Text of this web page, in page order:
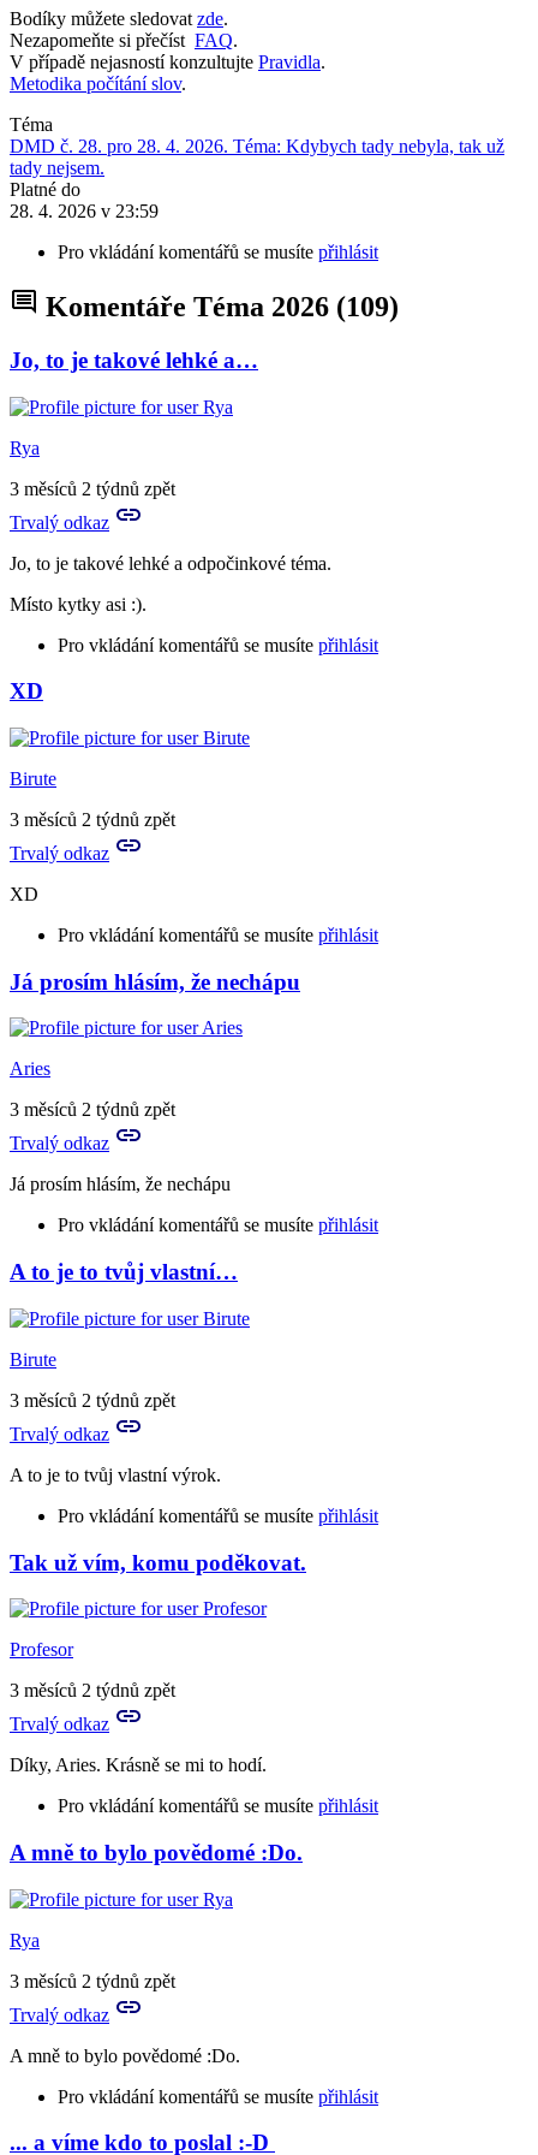
Bodíky můžete sledovat zde.
Nezapomeňte si přečíst FAQ.
V případě nejasností konzultujte Pravidla.
Metodika počítání slov.
Téma
DMD č. 28. pro 28. 4. 2026. Téma: Kdybych tady nebyla, tak už
tady nejsem.
Platné do
28. 4. 2026 v 23:59
Pro vkládání komentářů se musíte přihlásit
Komentáře Téma 2026 (109)
Jo, to je takové lehké a…
Rya
3 měsíců 2 týdnů zpět
Trvalý odkaz
Jo, to je takové lehké a odpočinkové téma.
Místo kytky asi :).
Pro vkládání komentářů se musíte přihlásit
XD
Birute
3 měsíců 2 týdnů zpět
Trvalý odkaz
XD
Pro vkládání komentářů se musíte přihlásit
In
reply
to
Jo,
to
je
lehké
by
Já prosím hlásím, že nechápu
Aries
3 měsíců 2 týdnů zpět
Trvalý odkaz
Já prosím hlásím, že nechápu
Pro vkládání komentářů se musíte přihlásit
A to je to tvůj vlastní…
Birute
3 měsíců 2 týdnů zpět
Trvalý odkaz
A to je to tvůj vlastní výrok.
Pro vkládání komentářů se musíte přihlásit
In
reply
to
Já
prosím
hlásím,
nechápu
Aries
Tak už vím, komu poděkovat.
Profesor
3 měsíců 2 týdnů zpět
Trvalý odkaz
Díky, Aries. Krásně se mi to hodí.
Pro vkládání komentářů se musíte přihlásit
In
reply
to
A
to
je
tvůj
by
A mně to bylo povědomé :Do.
Rya
3 měsíců 2 týdnů zpět
Trvalý odkaz
A mně to bylo povědomé :Do.
Pro vkládání komentářů se musíte přihlásit
... a víme kdo to poslal :-D